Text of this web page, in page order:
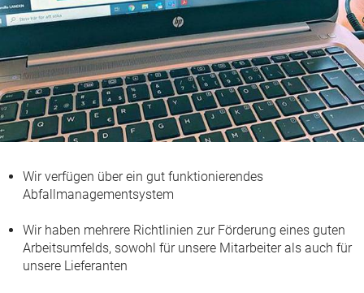
Wir verfügen über ein gut funktionierendes
Abfallmanagementsystem
Wir haben mehrere Richtlinien zur Förderung eines guten
Arbeitsumfelds, sowohl für unsere Mitarbeiter als auch für
unsere Lieferanten